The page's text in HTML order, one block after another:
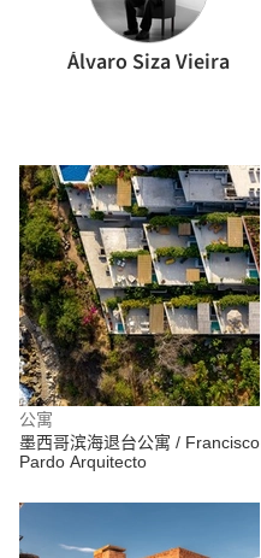
Álvaro Siza Vieira
公寓
墨西哥滨海退台公寓 / Francisco
Pardo Arquitecto